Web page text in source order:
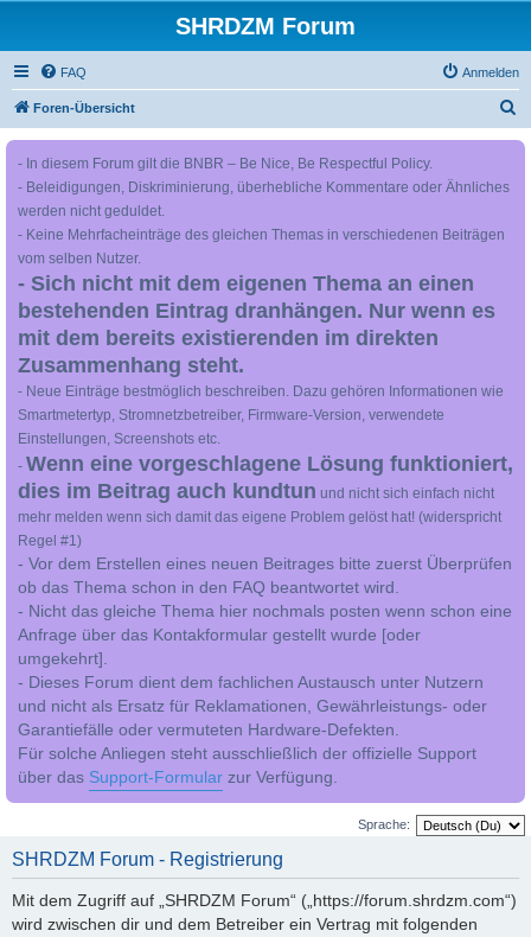
SHRDZM Forum
FAQ Anmelden
Foren-Übersicht
- In diesem Forum gilt die BNBR – Be Nice, Be Respectful Policy.
- Beleidigungen, Diskriminierung, überhebliche Kommentare oder Ähnliches
werden nicht geduldet.
- Keine Mehrfacheinträge des gleichen Themas in verschiedenen Beiträgen
vom selben Nutzer.
- Sich nicht mit dem eigenen Thema an einen
bestehenden Eintrag dranhängen. Nur wenn es
mit dem bereits existierenden im direkten
Zusammenhang steht.
- Neue Einträge bestmöglich beschreiben. Dazu gehören Informationen wie
Smartmetertyp, Stromnetzbetreiber, Firmware-Version, verwendete
Einstellungen, Screenshots etc.
- Wenn eine vorgeschlagene Lösung funktioniert,
dies im Beitrag auch kundtun und nicht sich einfach nicht
mehr melden wenn sich damit das eigene Problem gelöst hat! (widerspricht
Regel #1)
- Vor dem Erstellen eines neuen Beitrages bitte zuerst Überprüfen
ob das Thema schon in den FAQ beantwortet wird.
- Nicht das gleiche Thema hier nochmals posten wenn schon eine
Anfrage über das Kontakformular gestellt wurde [oder
umgekehrt].
- Dieses Forum dient dem fachlichen Austausch unter Nutzern
und nicht als Ersatz für Reklamationen, Gewährleistungs- oder
Garantiefälle oder vermuteten Hardware-Defekten.
Für solche Anliegen steht ausschließlich der offizielle Support
über das Support-Formular zur Verfügung.
Sprache:
SHRDZM Forum - Registrierung
Mit dem Zugriff auf „SHRDZM Forum“ („https://forum.shrdzm.com“)
wird zwischen dir und dem Betreiber ein Vertrag mit folgenden